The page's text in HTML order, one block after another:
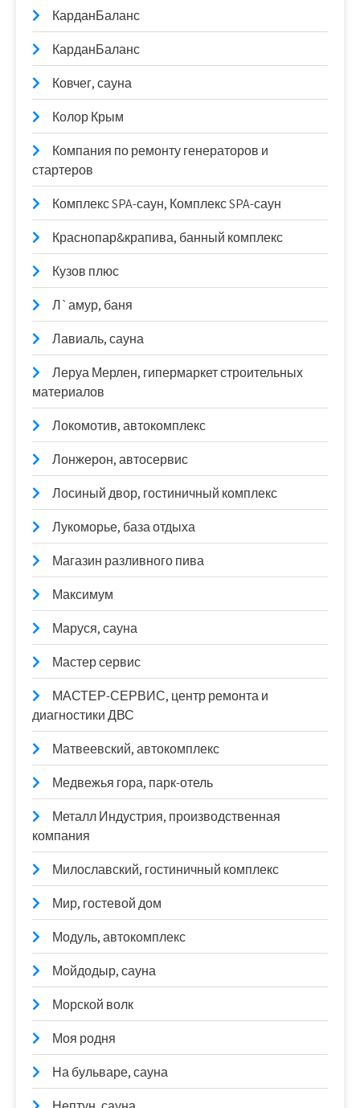
КарданБаланс
КарданБаланс
Ковчег, сауна
Колор Крым
Компания по ремонту генераторов и
стартеров
Комплекс SPA-саун, Комплекс SPA-саун
Краснопар&крапива, банный комплекс
Кузов плюс
Л`амур, баня
Лавиаль, сауна
Леруа Мерлен, гипермаркет строительных
материалов
Локомотив, автокомплекс
Лонжерон, автосервис
Лосиный двор, гостиничный комплекс
Лукоморье, база отдыха
Магазин разливного пива
Максимум
Маруся, сауна
Мастер сервис
МАСТЕР-СЕРВИС, центр ремонта и
диагностики ДВС
Матвеевский, автокомплекс
Медвежья гора, парк-отель
Металл Индустрия, производственная
компания
Милославский, гостиничный комплекс
Мир, гостевой дом
Модуль, автокомплекс
Мойдодыр, сауна
Морской волк
Моя родня
На бульваре, сауна